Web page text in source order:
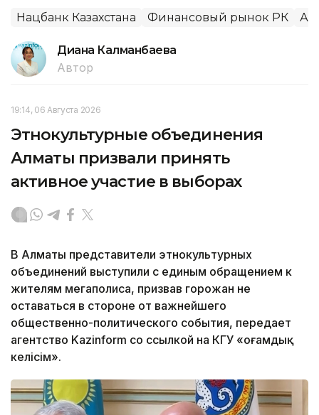
Нацбанк Казахстана Финансовый рынок РК
Диана Калманбаева
Автор
19:14, 06 Августа 2026
Этнокультурные объединения
Алматы призвали принять
активное участие в выборах
В Алматы представители этнокультурных
объединений выступили с единым обращением к
жителям мегаполиса, призвав горожан не
оставаться в стороне от важнейшего
общественно-политического события, передает
агентство Kazinform со ссылкой на КГУ «Қоғамдық
келісім».